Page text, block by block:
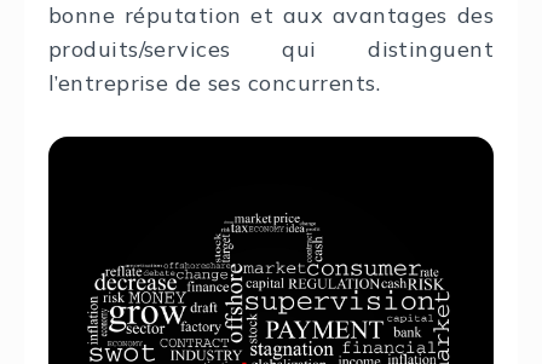
bonne réputation et aux avantages des
produits/services qui distinguent
l’entreprise de ses concurrents.